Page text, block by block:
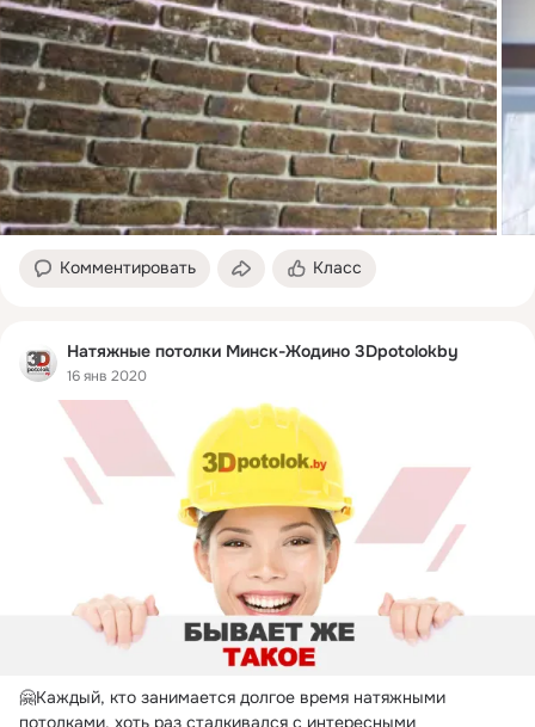
Комментировать Класс
Натяжные потолки Минск-Жодино 3Dpotolokby
16 янв 2020
🤗Каждый, кто занимается долгое время натяжными
потолками, хоть раз сталкивался с интересными